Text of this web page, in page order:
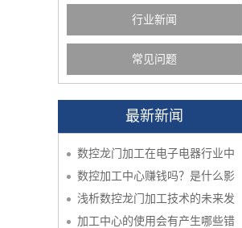
行业新闻
常见问题
最新新闻
数控龙门加工在电子电器行业中
数控加工中心赚钱吗？是什么影
浅析数控龙门加工技术的未来发
加工中心的使用会有产生哪些错